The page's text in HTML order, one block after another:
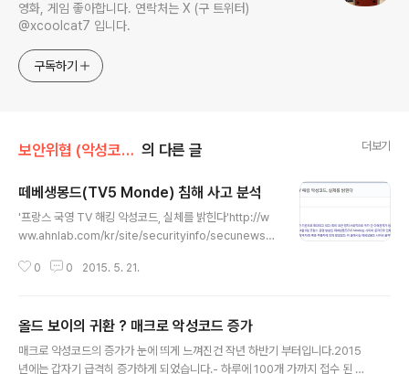
영화, 게임 좋아합니다. 연락처는 X (구 트위터)
@xcoolcat7 입니다.
구독하기
보안위협 (악성코드, 취약점)/Research 의 다른 글 더보기
떼베생몽드(TV5 Monde) 침해 사고 분석
'프랑스 국영 TV 해킹 악성코드, 실체를 밝힌다'http://w
ww.ahnlab.com/kr/site/securityinfo/secunews/s
q=23629&dir_group_dist=0 월간 안 2015년 5월호
몽드(TV5 Monde) 침해 사고 관련해서는 처음에 악성코
드 부터 먼저 접했습니다.관련 악성코드를 보다가 2013년
3월 20일 국내 방송국 시스템에 문제가 생긴 것 처럼 떼베
0 0 2015. 5. 21.
올드 보이의 귀환 ? 매크로 악성코드 증가
매크로 악성코드의 증가가 눈에 띄게 느껴진건 작년 하반기 부터입니다.2015
년에는 갑자기 급격히 증가하게 되었습니다.- 하루에 100개 가까지 접수 된 적